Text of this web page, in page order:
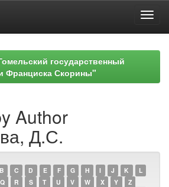
государственный
Франциска Скорины"
Author
Д.С.
B C D E F G H I J K
L
Q R S T U V W X Y Z